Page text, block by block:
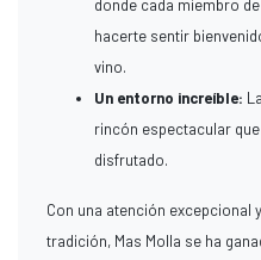
donde cada miembro
hacerte sentir
vino.
Un entorno increíble:
rincón espectacular
disfrutado.
Con una atención excepcional
tradición, Mas Molla se ha